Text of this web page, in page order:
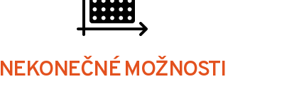
NEKONEČNÉ MOŽNOSTI